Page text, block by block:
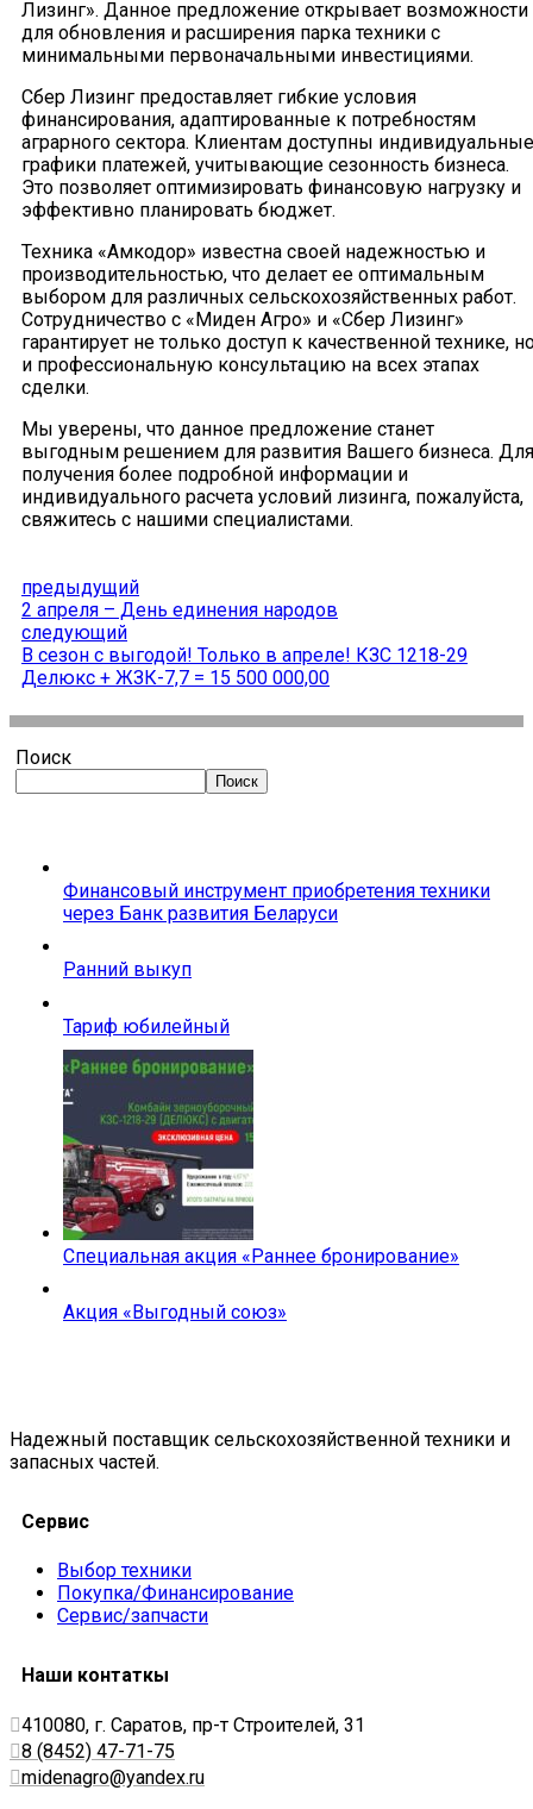
Лизинг». Данное предложение открывает возможности
для обновления и расширения парка техники с
минимальными первоначальными инвестициями.
Сбер Лизинг предоставляет гибкие условия
финансирования, адаптированные к потребностям
аграрного сектора. Клиентам доступны индивидуальные
графики платежей, учитывающие сезонность бизнеса.
Это позволяет оптимизировать финансовую нагрузку и
эффективно планировать бюджет.
Техника «Амкодор» известна своей надежностью и
производительностью, что делает ее оптимальным
выбором для различных сельскохозяйственных работ.
Сотрудничество с «Миден Агро» и «Сбер Лизинг»
гарантирует не только доступ к качественной технике,
и профессиональную консультацию на всех этапах
сделки.
Мы уверены, что данное предложение станет
выгодным решением для развития Вашего бизнеса. Для
получения более подробной информации и
индивидуального расчета условий лизинга, пожалуйста,
свяжитесь с нашими специалистами.
предыдущий
2 апреля – День единения народов
следующий
В сезон с выгодой! Только в апреле! КЗС 1218-29
Делюкс + ЖЗК-7,7 = 15 500 000,00
Поиск
Поиск
Финансовый инструмент приобретения техники
через Банк развития Беларуси
Ранний выкуп
Тариф юбилейный
Специальная акция «Раннее бронирование»
Акция «Выгодный союз»
Надежный поставщик сельскохозяйственной техники и
запасных частей.
Сервис
Выбор техники
Покупка/Финансирование
Сервис/запчасти
Наши контаткы
410080, г. Саратов, пр-т Строителей, 31
8 (8452) 47-71-75
midenagro@yandex.ru